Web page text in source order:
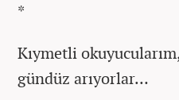
*
Kıymetli
gündüz arıyorlar…